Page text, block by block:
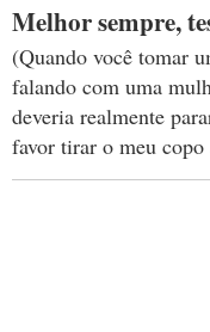
Melhor sempre,
(Quando você tomar
falando com uma
deveria realmente
favor tirar o meu copo